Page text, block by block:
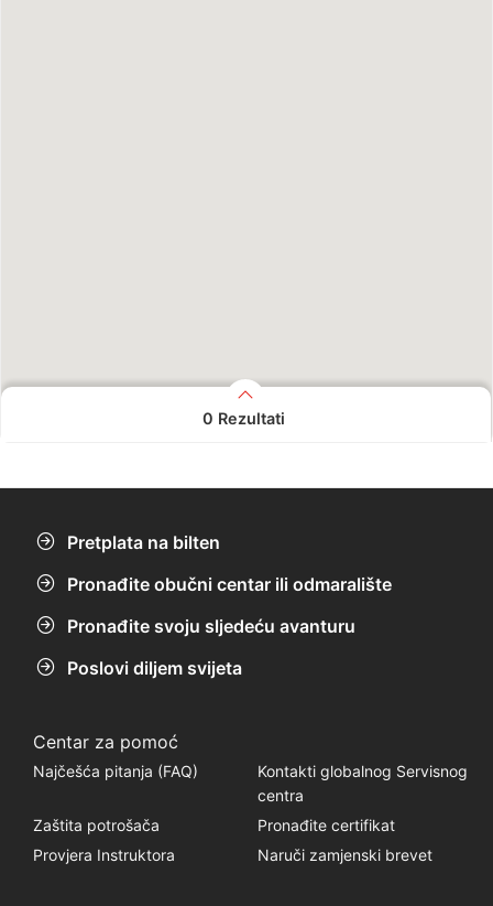
0 Rezultati
Pretplata na bilten
Pronađite obučni centar ili odmaralište
Pronađite svoju sljedeću avanturu
Poslovi diljem svijeta
Centar za pomoć
Najčešća pitanja (FAQ)
Kontakti globalnog Servisnog
centra
Zaštita potrošača
Pronađite certifikat
Provjera Instruktora
Naruči zamjenski brevet